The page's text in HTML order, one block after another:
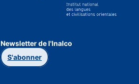
Newsletter de l'Inalco
S'abonner